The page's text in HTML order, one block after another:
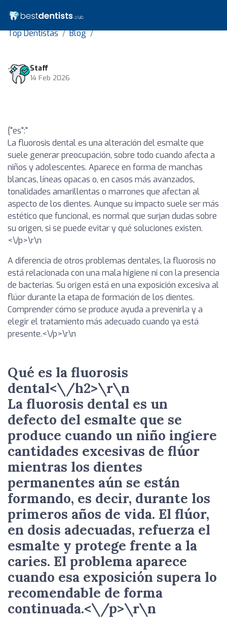
Top Dentistas Blog
Staff
14 Feb 2026
{"es":"
La fluorosis dental es una alteración del esmalte que
suele generar preocupación, sobre todo cuando afecta a
niños y adolescentes. Aparece en forma de manchas
blancas, líneas opacas o, en casos más avanzados,
tonalidades amarillentas o marrones que afectan al
aspecto de los dientes. Aunque su impacto suele ser más
estético que funcional, es normal que surjan dudas sobre
su origen, si se puede evitar y qué soluciones existen.
<\/p>\r\n
A diferencia de otros problemas dentales, la fluorosis no
está relacionada con una mala higiene ni con la presencia
de bacterias. Su origen está en una exposición excesiva al
flúor durante la etapa de formación de los dientes.
Comprender cómo se produce ayuda a prevenirla y a
elegir el tratamiento más adecuado cuando ya está
presente.<\/p>\r\n
Qué es la fluorosis
dental<\/h2>\r\n
La fluorosis dental es un
defecto del esmalte que se
produce cuando un niño ingiere
cantidades excesivas de flúor
mientras los dientes
permanentes aún se están
formando, es decir, durante los
primeros años de vida. El flúor,
en dosis adecuadas, refuerza el
esmalte y protege frente a la
caries. El problema aparece
cuando esa exposición supera lo
recomendable de forma
continuada.<\/p>\r\n